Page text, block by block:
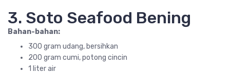
3. Soto Seafood Bening
Bahan-bahan:
300 gram udang, bersihkan
200 gram cumi, potong cincin
1 liter air